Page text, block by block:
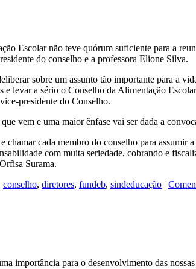
Escolar não teve quórum suficiente para a
do conselho e a professora Elione Silva.
sobre um assunto tão importante para a
e levar a sério o Conselho da Alimentação
presidente do Conselho.
vem e uma maior ênfase vai ser dada a
chamar cada membro do conselho para
com muita seriedade, cobrando e
Surama.
conselho, diretores, fundeb, sindeducação |
importância para o desenvolvimento das